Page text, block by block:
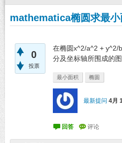
mathematica椭圆求最小
0
投票
在椭圆x^2/a^2 + y^2/
分及坐标轴所围成的
最小面积 椭圆
最新提问 4月